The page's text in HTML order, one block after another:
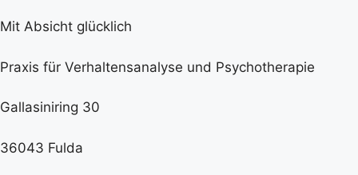
Mit Absicht glücklich
Praxis für Verhaltensanalyse und Psychotherapie
Gallasiniring 30
36043 Fulda